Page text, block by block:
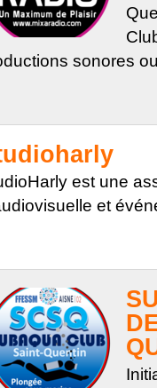
sonores
est une
et